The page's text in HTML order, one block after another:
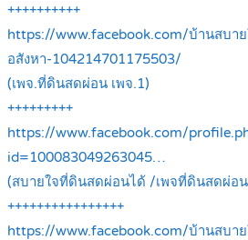
++++++++++
https://www.facebook.com/บ้านสบา
อสังหา-104214701175503/
(เพจ.ที่ดินสดผ่อน เพจ.1)
+++++++++
https://www.facebook.com/
id=100083049263045…
(สบายใจที่ดินสดผ่อนได้ /เพจที่ดินสดผ่อน
++++++++++++++++
https://www.facebook.com/บ้านสบา